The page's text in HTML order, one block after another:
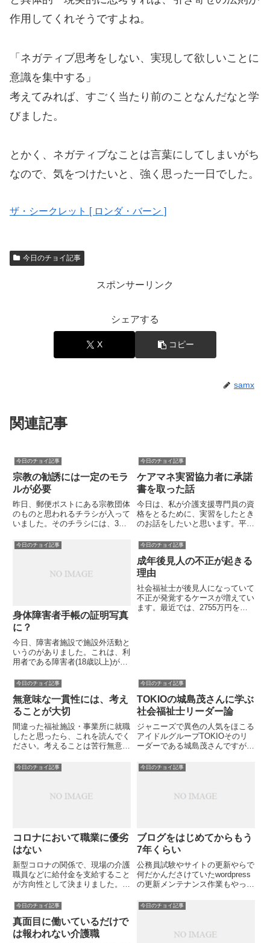
作用してくれそうですよね。
「ネガティブ思考をしない、実現して欲しいことに
意識を集中する」
考えてみれば、すごく当たり前のことなんだなと学
びました。
とかく、ネガティブなことは言葉にしてしまいがち
なので、気をつけたいと、強く思った一日でした。
ザ・シークレット [ ロンダ・バーン ]
今日のチョイ記事
スポンサーリンク
シェアする
X コピー
samx
関連記事
今日のチョイ記事
宗教の勧誘には一定のモラ
ルが必要
昨日、郵便ポストにある宗教団体
のものと思われるチラシが入って
いました。そのチラシには、3日
ある「業」が身について、その業
によってあらゆる悩みが解決する
した。人それぞれ悩みは多様で
今日のチョイ記事
ケアマネ実習協力者に承諾
書を取った話
今日は、私が介護支援専門員の資
格をとるために、実習をしたとき
のお話をしたいと思います。平成
実習承諾書をとったときのことで
す。実習では、模擬的に計画書を
作成するための面接をするのです
が、協力してくれるモデル(実
今日のチョイ記事
身体障害者手帳の証明写真
に？
今日、障害者施設で施設外活動と
いうのがありました。これは、利
用者である障害者(18歳以上)が施
のです。今回は、通所バスと公共
の電車を使って出かけることにな
っていたので、保護者の方には、
利用者の身体障害者手帳を当...
今日のチョイ記事
成年後見人の不正が起きる
理由
社会福祉士が後見人になっていて
不正が発覚するケースが増えてい
ます。最近では、2755万円を着
今日のチョイ記事
無意味な一貫性には、考え
ることが大切
間違った福祉施設・事業所に就職
したと思ったら、これを読んでく
ださい。考えることは苦行無意味
たほうがいいです。「一度、勤め
始めたらからには、最後まで続け
うと、臨機応変に気持ちを切り
今日のチョイ記事
TOKIOの城島茂さんに学ぶ
社会福祉士リーダー論
ジャニーズで異色の人気をほこる
アイドルグループTOKIOそのリ
ーダーである城島茂さんですが、
その温厚なイメージとは、うらは
らに暗い過去が存在している点
感じるからです。父親の逮捕母
今日のチョイ記事
コロナにおいて職業に優劣
はない
新型コロナの関係で、現場の介護
職員などに給付金を支給すること
が方向性として決まりました。感
職員だけでなく、感染者が出てい
出る、しかも職種問わずに出ると
いうことなのでなんともうれし
今日のチョイ記事
ブログをはじめてからもう
7年くらい
公務員試験やサイトの更新やらで
何だかんださけていたwordpress
の更新メンテナンス作業もやっと
らくは、ワードプレスをSLL化し
ます。この最初のステ...
今日のチョイ記事
真面目に働いているだけで
は報われない介護職
今日のチョイ記事